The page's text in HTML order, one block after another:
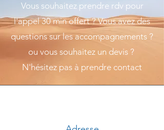
Vous souhaitez prendre rdv pour
l'appel 30 min offert ? Vous avez des
questions sur les accompagnements ?
ou vous souhaitez un devis ?
N'hésitez pas à prendre contact